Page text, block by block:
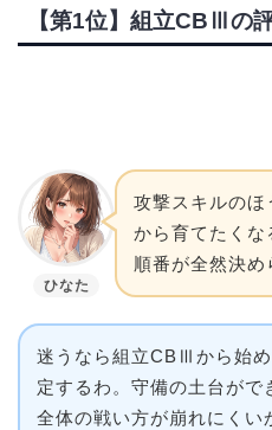
【第1位】組立CBⅢの
ひなた
攻撃スキルのほ
から育てたくな
順番が全然決め
迷うなら組立CBⅢから始
定するわ。守備の土台がで
全体の戦い方が崩れにくい